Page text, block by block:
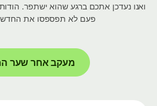
ואנו נעדכן אתכם ברגע שהוא ישתפר. הודות
פעם לא תפספסו את החדשות
מעקב אחר שער